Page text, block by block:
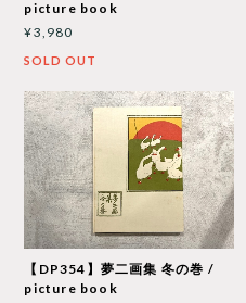
picture book
¥3,980
SOLD OUT
【DP354】夢二画集 冬の巻 /
picture book